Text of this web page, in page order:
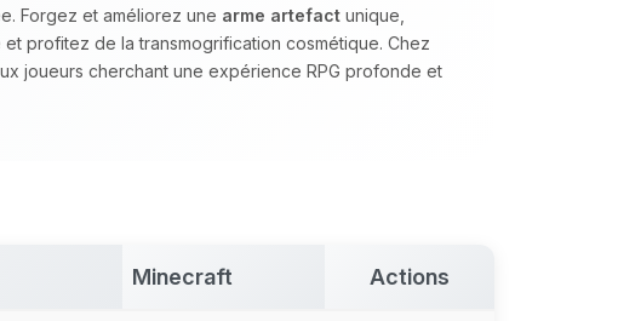
Forgez et améliorez une arme artefact unique,
profitez de la transmogrification cosmétique. Chez
joueurs cherchant une expérience RPG profonde et
Minecraft Actions